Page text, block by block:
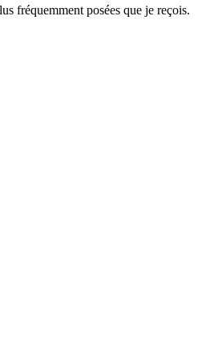
fréquemment posées que je reçois.